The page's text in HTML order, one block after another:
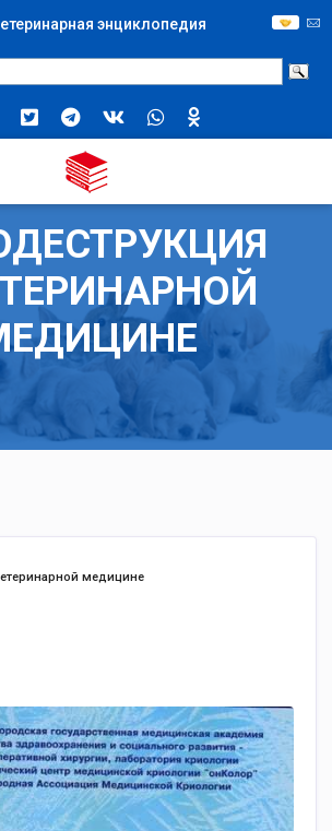
энциклопедия
медицине